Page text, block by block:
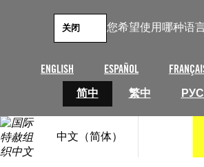
您希望使用哪种语
ENGLISH ESPAÑOL
简中
繁中
关闭
中文（简体）